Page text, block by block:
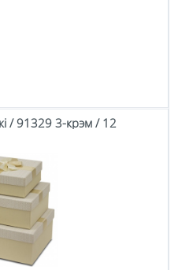
/ 91329 3-крэм / 12